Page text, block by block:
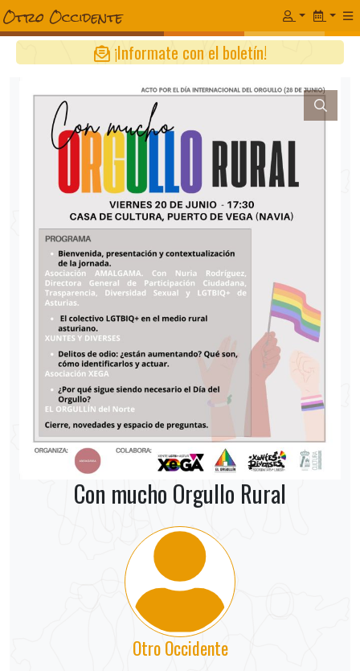
¡Informate con el boletín!
Con mucho Orgullo Rural
Otro Occidente